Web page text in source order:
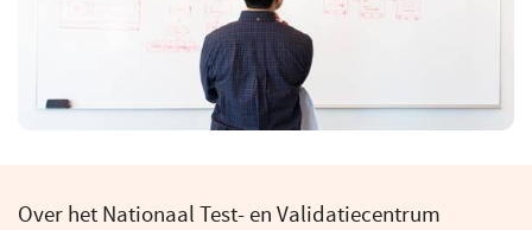
Over het Nationaal Test- en Validatiecentrum